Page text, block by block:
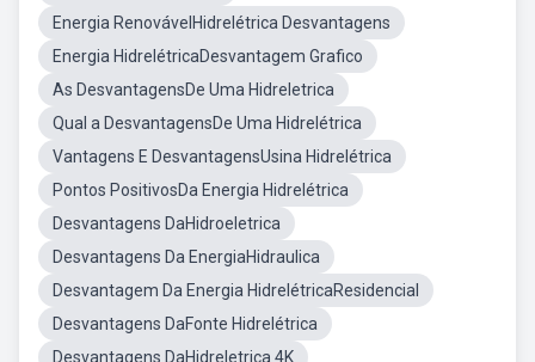
Energia RenovávelHidrelétrica Desvantagens
Energia HidrelétricaDesvantagem Grafico
As DesvantagensDe Uma Hidreletrica
Qual a DesvantagensDe Uma Hidrelétrica
Vantagens E DesvantagensUsina Hidrelétrica
Pontos PositivosDa Energia Hidrelétrica
Desvantagens DaHidroeletrica
Desvantagens Da EnergiaHidraulica
Desvantagem Da Energia HidrelétricaResidencial
Desvantagens DaFonte Hidrelétrica
Desvantagens DaHidreletrica 4K